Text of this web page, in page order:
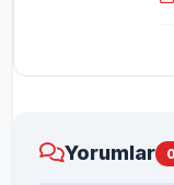
Yorumlar 0